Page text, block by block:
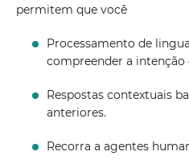
permitem que você
Processamento de
compreender a intenção
Respostas contextuais
anteriores.
Recorra a agentes